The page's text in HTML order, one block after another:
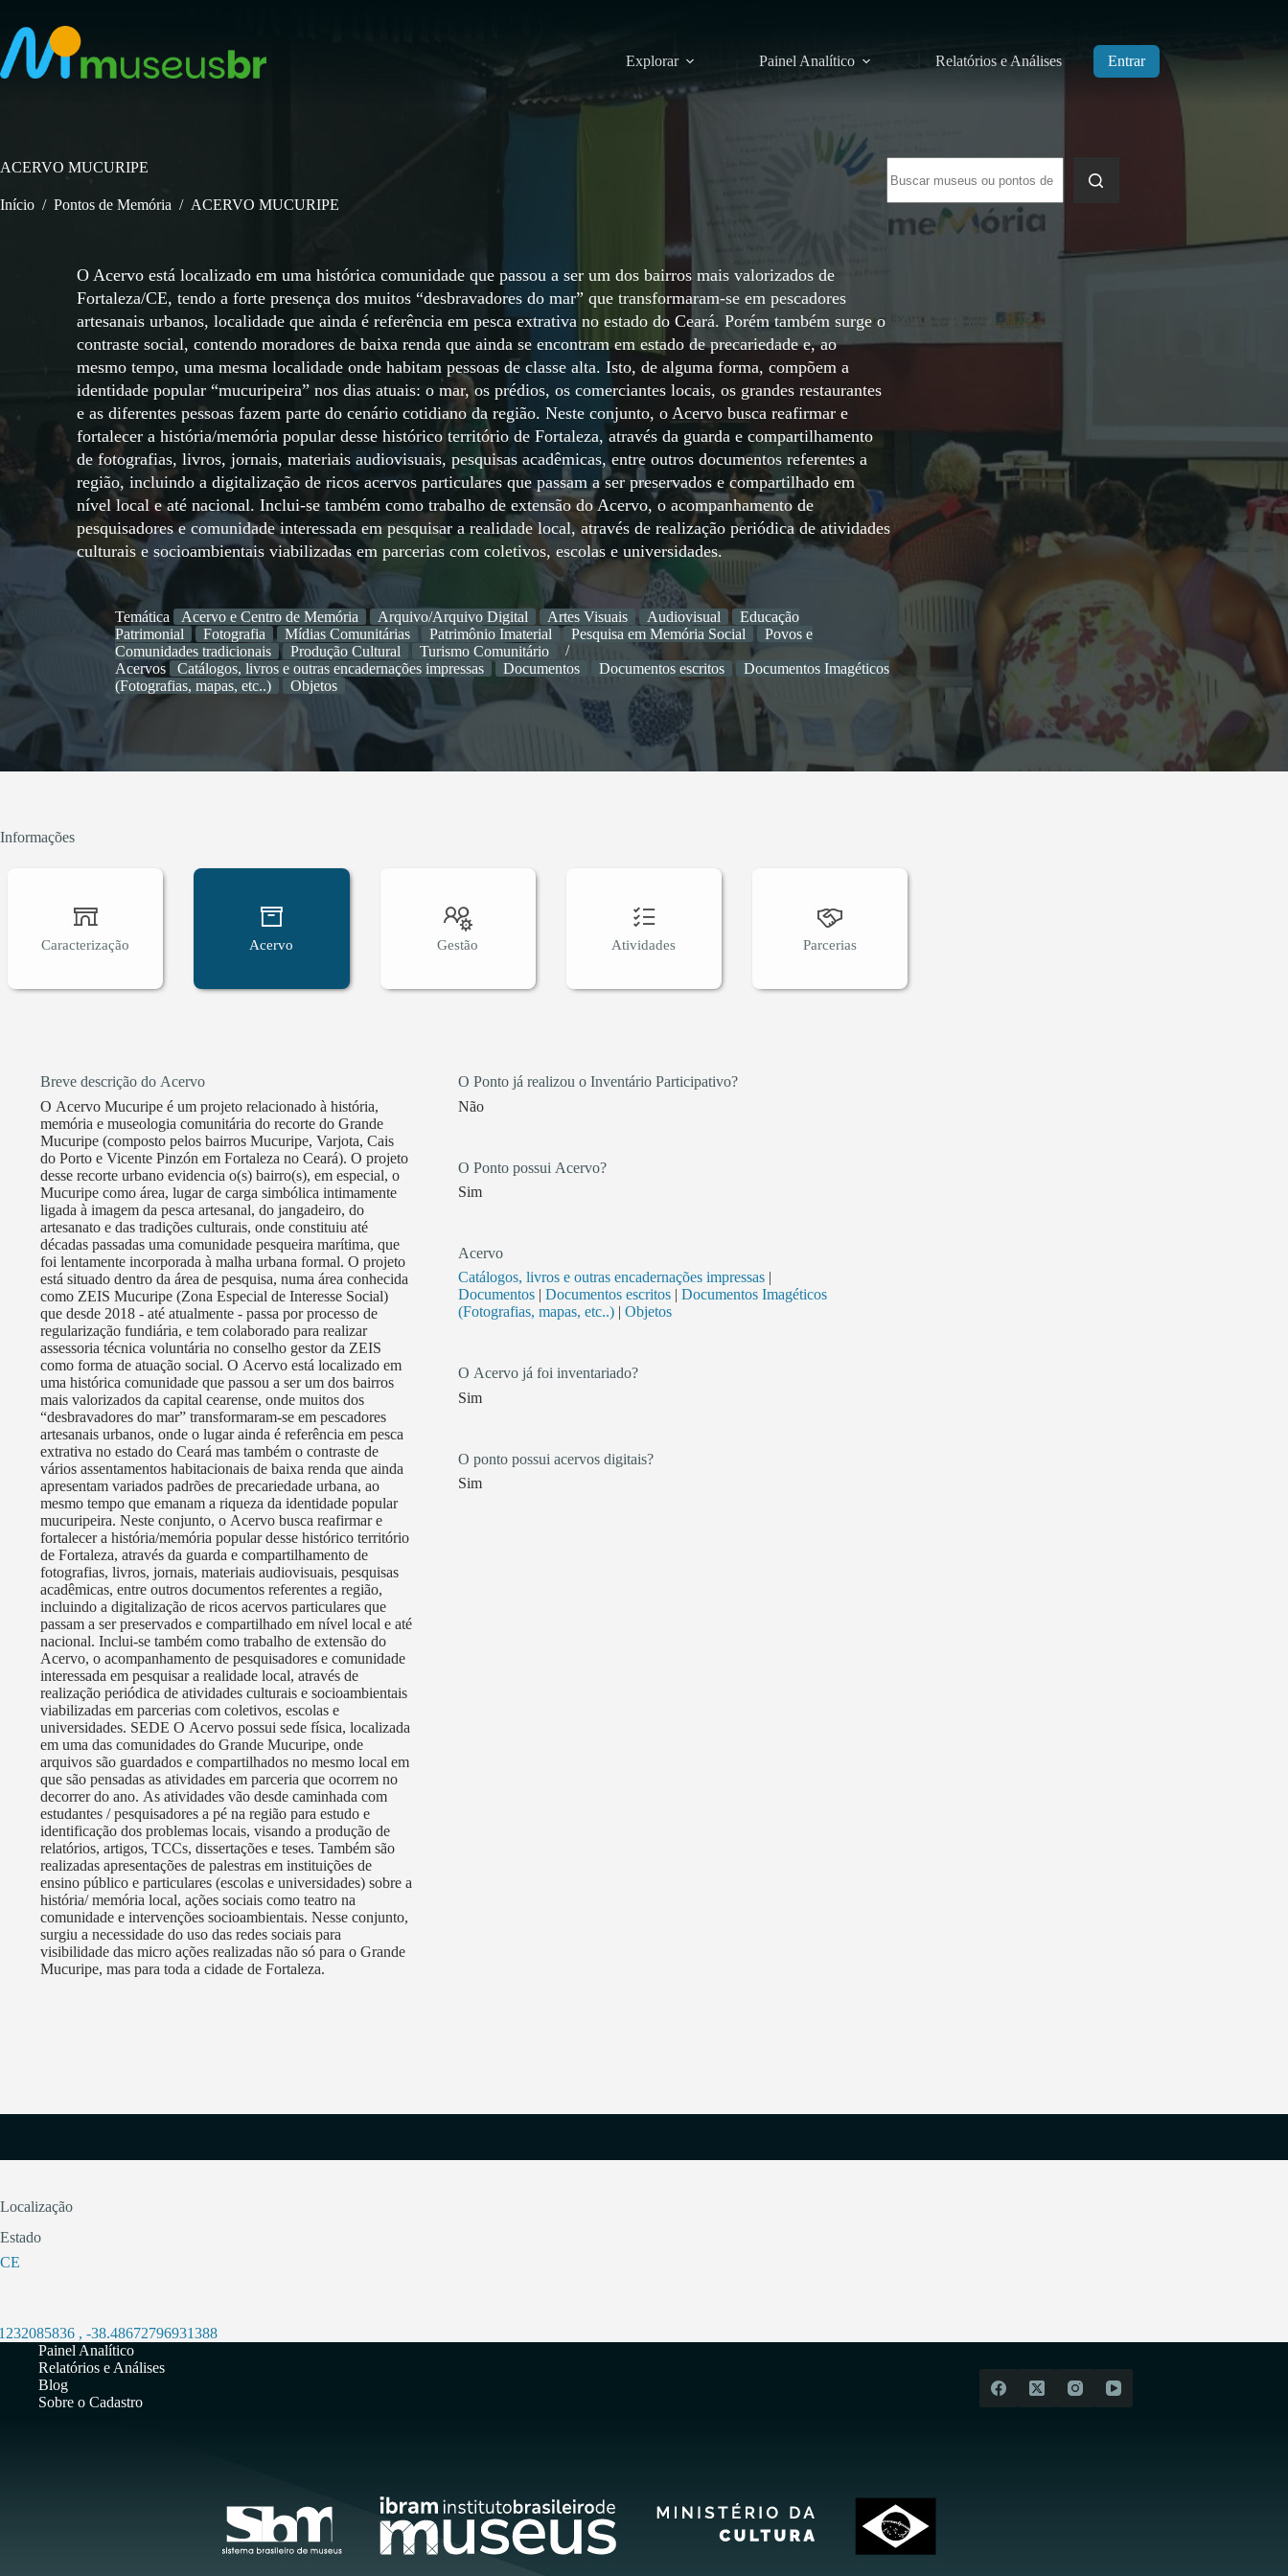
para
conteúdo
Explorar Painel Analítico Relatórios e Análises Entrar
resultados
ACERVO MUCURIPE
Início / Pontos de Memória / ACERVO MUCURIPE
O Acervo está localizado em uma histórica comunidade que passou a ser um dos bairros mais valorizados de
Fortaleza/CE, tendo a forte presença dos muitos “desbravadores do mar” que transformaram-se em pescadores
artesanais urbanos, localidade que ainda é referência em pesca extrativa no estado do Ceará. Porém também surge o
contraste social, contendo moradores de baixa renda que ainda se encontram em estado de precariedade e, ao
mesmo tempo, uma mesma localidade onde habitam pessoas de classe alta. Isto, de alguma forma, compõem a
identidade popular “mucuripeira” nos dias atuais: o mar, os prédios, os comerciantes locais, os grandes restaurantes
e as diferentes pessoas fazem parte do cenário cotidiano da região. Neste conjunto, o Acervo busca reafirmar e
fortalecer a história/memória popular desse histórico território de Fortaleza, através da guarda e compartilhamento
de fotografias, livros, jornais, materiais audiovisuais, pesquisas acadêmicas, entre outros documentos referentes a
região, incluindo a digitalização de ricos acervos particulares que passam a ser preservados e compartilhado em
nível local e até nacional. Inclui-se também como trabalho de extensão do Acervo, o acompanhamento de
pesquisadores e comunidade interessada em pesquisar a realidade local, através de realização periódica de atividades
culturais e socioambientais viabilizadas em parcerias com coletivos, escolas e universidades.
Temática Acervo e Centro de Memória Arquivo/Arquivo Digital Artes Visuais Audiovisual
Educação
Patrimonial
Fotografia Mídias Comunitárias Patrimônio Imaterial Pesquisa em Memória Social
Povos e
Comunidades tradicionais
Produção Cultural
Turismo Comunitário
Acervos
Catálogos, livros e outras encadernações impressas Documentos Documentos escritos
Documentos Imagéticos
(Fotografias, mapas, etc..)
Objetos
Informações
Caracterização Acervo
Breve descrição do Acervo
O Acervo Mucuripe é um projeto relacionado à história,
memória e museologia comunitária do recorte do Grande
Mucuripe (composto pelos bairros Mucuripe, Varjota, Cais
do Porto e Vicente Pinzón em Fortaleza no Ceará). O projeto
desse recorte urbano evidencia o(s) bairro(s), em especial, o
Mucuripe como área, lugar de carga simbólica intimamente
ligada à imagem da pesca artesanal, do jangadeiro, do
artesanato e das tradições culturais, onde constituiu até
décadas passadas uma comunidade pesqueira marítima, que
foi lentamente incorporada à malha urbana formal. O projeto
está situado dentro da área de pesquisa, numa área conhecida
como ZEIS Mucuripe (Zona Especial de Interesse Social)
que desde 2018 - até atualmente - passa por processo de
regularização fundiária, e tem colaborado para realizar
assessoria técnica voluntária no conselho gestor da ZEIS
como forma de atuação social. O Acervo está localizado em
uma histórica comunidade que passou a ser um dos bairros
mais valorizados da capital cearense, onde muitos dos
“desbravadores do mar” transformaram-se em pescadores
artesanais urbanos, onde o lugar ainda é referência em pesca
extrativa no estado do Ceará mas também o contraste de
vários assentamentos habitacionais de baixa renda que ainda
apresentam variados padrões de precariedade urbana, ao
mesmo tempo que emanam a riqueza da identidade popular
mucuripeira. Neste conjunto, o Acervo busca reafirmar e
fortalecer a história/memória popular desse histórico território
de Fortaleza, através da guarda e compartilhamento de
fotografias, livros, jornais, materiais audiovisuais, pesquisas
acadêmicas, entre outros documentos referentes a região,
incluindo a digitalização de ricos acervos particulares que
passam a ser preservados e compartilhado em nível local e até
nacional. Inclui-se também como trabalho de extensão do
Acervo, o acompanhamento de pesquisadores e comunidade
interessada em pesquisar a realidade local, através de
realização periódica de atividades culturais e socioambientais
viabilizadas em parcerias com coletivos, escolas e
universidades. SEDE O Acervo possui sede física, localizada
em uma das comunidades do Grande Mucuripe, onde
arquivos são guardados e compartilhados no mesmo local em
que são pensadas as atividades em parceria que ocorrem no
decorrer do ano. As atividades vão desde caminhada com
estudantes / pesquisadores a pé na região para estudo e
identificação dos problemas locais, visando a produção de
relatórios, artigos, TCCs, dissertações e teses. Também são
realizadas apresentações de palestras em instituições de
ensino público e particulares (escolas e universidades) sobre a
história/ memória local, ações sociais como teatro na
comunidade e intervenções socioambientais. Nesse conjunto,
surgiu a necessidade do uso das redes sociais para
visibilidade das micro ações realizadas não só para o Grande
Mucuripe, mas para toda a cidade de Fortaleza.
O Ponto já realizou o Inventário Participativo?
Não
O Ponto possui Acervo?
Sim
Acervo
Catálogos, livros e outras encadernações impressas|
Documentos| Documentos escritos| Documentos Imagéticos
(Fotografias, mapas, etc..)| Objetos
O Acervo já foi inventariado?
Sim
O ponto possui acervos digitais?
Sim
Gestão Atividades Parcerias
Localização
Estado
CE
, -38.48672796931388
Painel Analítico
Relatórios e Análises
Blog
Sobre o Cadastro